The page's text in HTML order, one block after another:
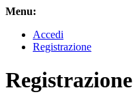
Menu:
Accedi
Registrazione
Registrazione